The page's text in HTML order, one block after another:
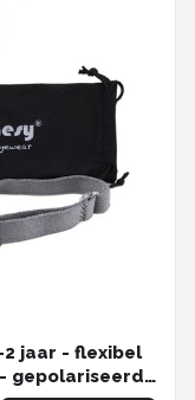
2 jaar - flexibel
gepolariseerde